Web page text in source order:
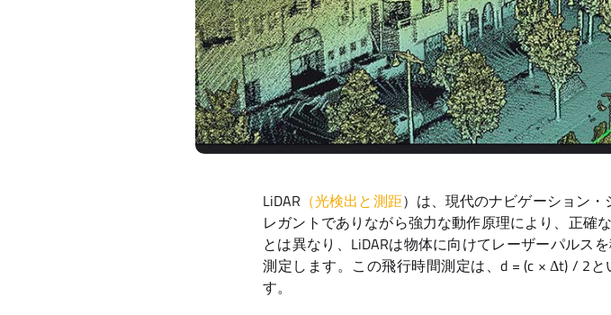
LiDAR （光検出と測距）は、現代のナビゲーション
レガントでありながら強力な動作原理により、正確
とは異なり、LiDARは物体に向けてレーザーパルス
測定します。この飛行時間測定は、d = (c × Δt) / 2
す。